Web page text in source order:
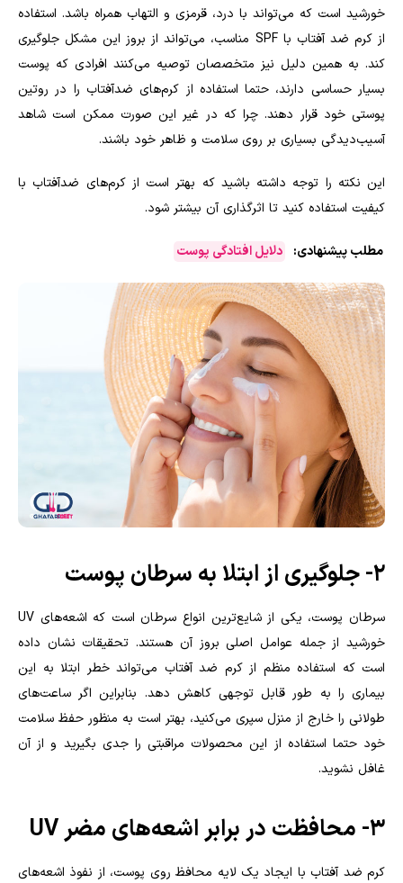
خورشید است که می‌تواند با درد، قرمزی و التهاب همراه باشد. استفاده
از کرم ضد آفتاب با SPF مناسب، می‌تواند از بروز این مشکل جلوگیری
کند. به همین دلیل نیز متخصصان توصیه می‌کنند افرادی که پوست
بسیار حساسی دارند، حتما استفاده از کرم‌های ضدآفتاب را در روتین
پوستی خود قرار دهند. چرا که در غیر این صورت ممکن است شاهد
آسیب‌دیدگی بسیاری بر روی سلامت و ظاهر خود باشند.
این نکته را توجه داشته باشید که بهتر است از کرم‌های ضدآفتاب با
کیفیت استفاده کنید تا اثرگذاری آن بیشتر شود.
مطلب پیشنهادی: دلایل افتادگی پوست
۲- جلوگیری از ابتلا به سرطان پوست
سرطان پوست، یکی از شایع‌ترین انواع سرطان است که اشعه‌های UV
خورشید از جمله عوامل اصلی بروز آن هستند. تحقیقات نشان داده
است که استفاده منظم از کرم ضد آفتاب می‌تواند خطر ابتلا به این
بیماری را به طور قابل توجهی کاهش دهد. بنابراین اگر ساعت‌های
طولانی را خارج از منزل سپری می‌کنید، بهتر است به منظور حفظ سلامت
خود حتما استفاده از این محصولات مراقبتی را جدی بگیرید و از آن
غافل نشوید.
۳- محافظت در برابر اشعه‌های مضر UV
کرم ضد آفتاب با ایجاد یک لایه محافظ روی پوست، از نفوذ اشعه‌های